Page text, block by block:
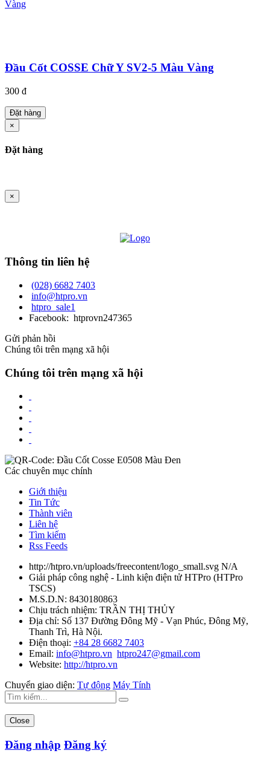
Đầu Cốt COSSE Chữ Y SV2-5 Màu Vàng
300 đ
Đặt hàng
×
Đặt hàng
×
Thông tin liên hệ
(028) 6682 7403
info@htpro.vn
htpro_sale1
Facebook: htprovn247365
Gửi phản hồi
Chúng tôi trên mạng xã hội
Chúng tôi trên mạng xã hội
Các chuyên mục chính
Giới thiệu
Tin Tức
Thành viên
Liên hệ
Tìm kiếm
Rss Feeds
http://htpro.vn/uploads/freecontent/logo_small.svg N/A
Giải pháp công nghệ - Linh kiện điện tử HTPro (HTPro
TSCS)
M.S.D.N: 8430180863
Chịu trách nhiệm: TRẦN THỊ THỦY
Địa chỉ: Số 137 Đường Đông Mỹ - Vạn Phúc, Đông Mỹ,
Thanh Trì, Hà Nội.
Điện thoại: +84 28 6682 7403
Email: info@htpro.vn htpro247@gmail.com
Website: http://htpro.vn
Chuyển giao diện: Tự động Máy Tính
Close
Đăng nhập Đăng ký